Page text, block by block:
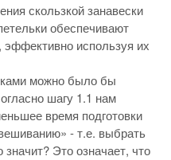
скользкой занавески
обеспечивают
эффективно используя их
можно было бы
шагу 1.1 нам
время подготовки
- т.е. выбрать
Это означает, что